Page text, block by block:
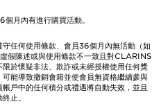
月內有進行購買活動。
任何使用條款、會員36個月內無活動（如
假陳述或與使用條款不一致且對CLARINS
於懷疑非法、欺詐或未經授權使用任何獎
能導致撤銷會籍並使會員無資格繼續參與
戶中的任何積分或禮遇將自動失效，並且
止。